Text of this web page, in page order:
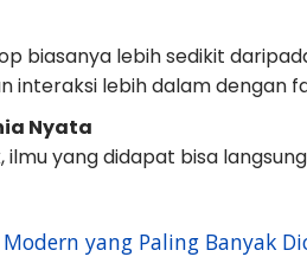
biasanya lebih sedikit
interaksi lebih dalam dengan
Nyata
ilmu yang didapat bisa
yang Paling Banyak